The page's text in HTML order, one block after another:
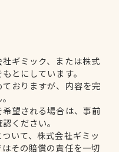
ギミック、または株式
とにしています。
おりますが、内容を完
望される場合は、事前
ください。
いて、株式会社ギミッ
その賠償の責任を一切